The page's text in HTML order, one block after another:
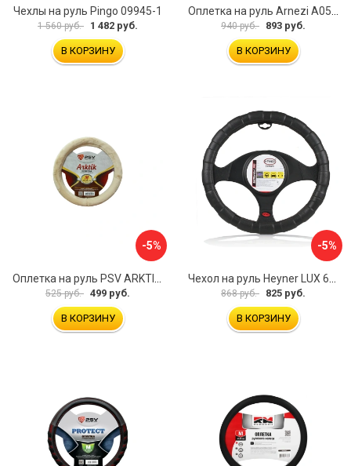
Чехлы на руль Pingo 09945-1
1 560 руб. 1 482 руб.
В КОРЗИНУ
940 руб. 893 руб.
В КОРЗИНУ
-5%
525 руб. 499 руб.
В КОРЗИНУ
-5%
868 руб. 825 руб.
В КОРЗИНУ